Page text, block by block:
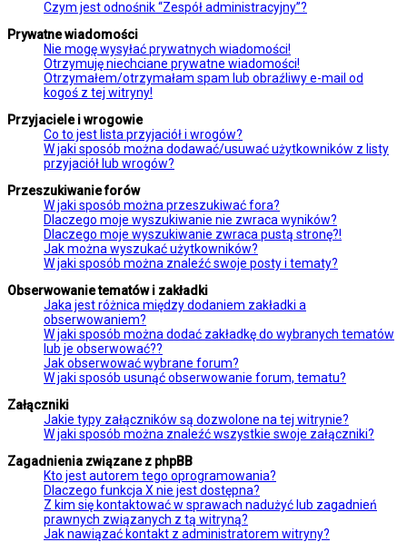
Czym jest odnośnik “Zespół administracyjny”?
Prywatne wiadomości
Nie mogę wysyłać prywatnych wiadomości!
Otrzymuję niechciane prywatne wiadomości!
Otrzymałem/otrzymałam spam lub obraźliwy e-mail od
kogoś z tej witryny!
Przyjaciele i wrogowie
Co to jest lista przyjaciół i wrogów?
W jaki sposób można dodawać/usuwać użytkowników z listy
przyjaciół lub wrogów?
Przeszukiwanie forów
W jaki sposób można przeszukiwać fora?
Dlaczego moje wyszukiwanie nie zwraca wyników?
Dlaczego moje wyszukiwanie zwraca pustą stronę?!
Jak można wyszukać użytkowników?
W jaki sposób można znaleźć swoje posty i tematy?
Obserwowanie tematów i zakładki
Jaka jest różnica między dodaniem zakładki a
obserwowaniem?
W jaki sposób można dodać zakładkę do wybranych tematów
lub je obserwować??
Jak obserwować wybrane forum?
W jaki sposób usunąć obserwowanie forum, tematu?
Załączniki
Jakie typy załączników są dozwolone na tej witrynie?
W jaki sposób można znaleźć wszystkie swoje załączniki?
Zagadnienia związane z phpBB
Kto jest autorem tego oprogramowania?
Dlaczego funkcja X nie jest dostępna?
Z kim się kontaktować w sprawach nadużyć lub zagadnień
prawnych związanych z tą witryną?
Jak nawiązać kontakt z administratorem witryny?